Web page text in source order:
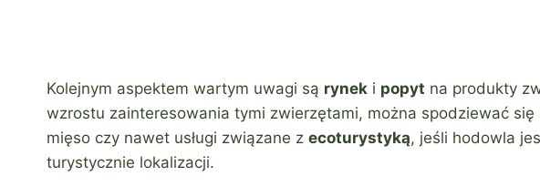
Kolejnym aspektem wartym uwagi są rynek i popyt na produkty
wzrostu zainteresowania tymi zwierzętami, można spodziewać się
mięso czy nawet usługi związane z ecoturystyką, jeśli hodowla
turystycznie lokalizacji.